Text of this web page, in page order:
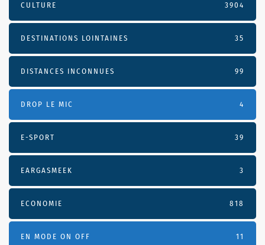
CULTURE 3904
DESTINATIONS LOINTAINES 35
DISTANCES INCONNUES 99
DROP LE MIC 4
E-SPORT 39
EARGASMEEK 3
ECONOMIE 818
EN MODE ON OFF 11